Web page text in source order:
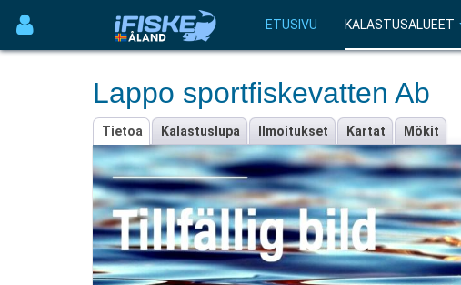
ETUSIVU KALASTUSALUEET
Lappo sportfiskevatten Ab
Tietoa Kalastuslupa Ilmoitukset Kartat Mökit